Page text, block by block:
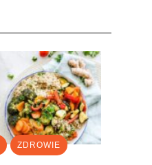
ZDROWIE